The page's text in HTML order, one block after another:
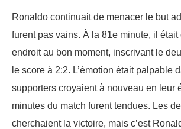
Ronaldo continuait de menacer le but
furent pas vains. À la 81e minute, il
endroit au bon moment, inscrivant le
le score à 2:2. L’émotion était palpable
supporters croyaient à nouveau en leur
minutes du match furent tendues. Les
cherchaient la victoire, mais c’est